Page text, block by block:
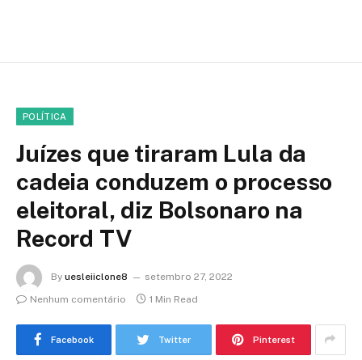
POLÍTICA
Juízes que tiraram Lula da
cadeia conduzem o processo
eleitoral, diz Bolsonaro na
Record TV
By uesleiiclone8
setembro 27, 2022
Nenhum comentário
1 Min Read
Facebook Twitter Pinterest